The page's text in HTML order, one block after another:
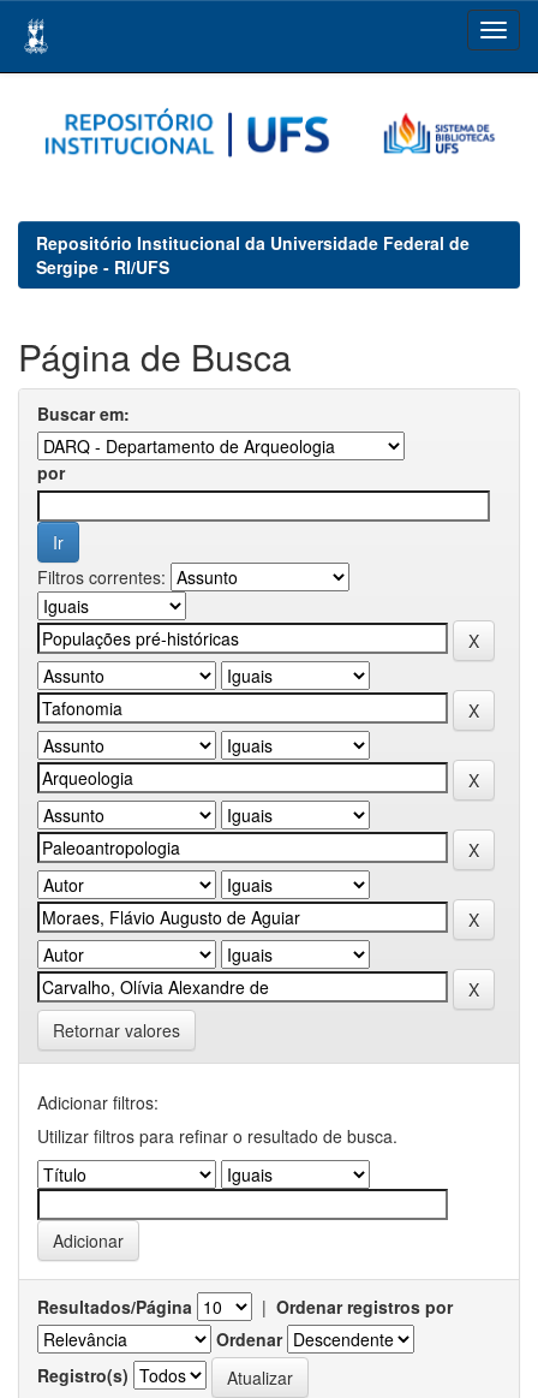
navigation
Repositório Institucional da Universidade Federal de
Sergipe - RI/UFS
Página de Busca
Buscar em:
por
Filtros correntes:
Retornar valores
Adicionar filtros:
Utilizar filtros para refinar o resultado de busca.
Resultados/Página | Ordenar registros por
Ordenar
Registro(s)